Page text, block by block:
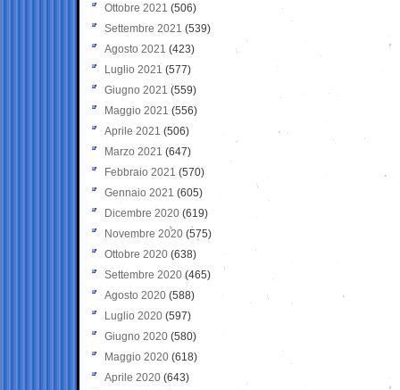
Ottobre 2021 (506)
Settembre 2021 (539)
Agosto 2021 (423)
Luglio 2021 (577)
Giugno 2021(559)
Maggio 2021 (556)
Aprile 2021 (506)
Marzo 2021 (647)
Febbraio 2021 (570)
Gennaio 2021 (605)
Dicembre 2020 (619)
Novembre 2020 (575)
Ottobre 2020 (638)
Settembre 2020(465)
Agosto 2020 (588)
Luglio 2020 (597)
Giugno 2020 (580)
Maggio 2020 (618)
Aprile 2020 (643)